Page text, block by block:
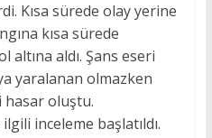
Kısa sürede olay yerine
kısa sürede
aldı. Şans eseri
yaralanan olmazken
hasar oluştu.
ilgili inceleme başlatıldı.